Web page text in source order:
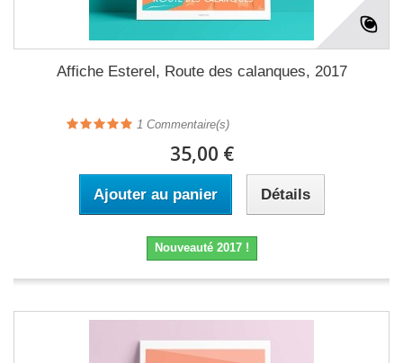
Affiche Esterel, Route des calanques, 2017
1 Commentaire(s)
35,00 €
Ajouter au panier Détails
Nouveauté 2017 !